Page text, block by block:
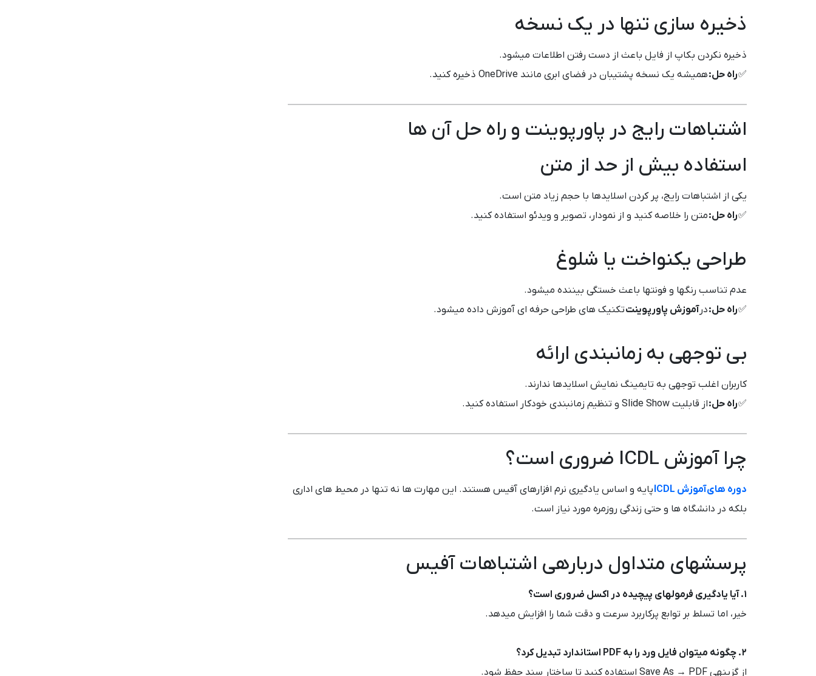
ذخیره سازی تنها در یک نسخه
ذخیره نکردن بکاپ از فایل باعث از دست رفتن اطلاعات میشود.
✅راه حل:همیشه یک نسخه پشتیبان در فضای ابری مانند OneDrive ذخیره کنید.
اشتباهات رایج در پاورپوینت و راه حل آن ها
استفاده بیش از حد از متن
یکی از اشتباهات رایج، پر کردن اسلایدها با حجم زیاد متن است.
✅راه حل:متن را خلاصه کنید و از نمودار، تصویر و ویدئو استفاده کنید.
طراحی یکنواخت یا شلوغ
عدم تناسب رنگها و فونتها باعث خستگی بیننده میشود.
✅راه حل:درآموزش پاورپوینتتکنیک های طراحی حرفه ای آموزش داده میشود.
بی توجهی به زمانبندی ارائه
کاربران اغلب توجهی به تایمینگ نمایش اسلایدها ندارند.
✅راه حل:از قابلیت Slide Show و تنظیم زمانبندی خودکار استفاده کنید.
چرا آموزش ICDL ضروری است؟
دوره های آموزش ICDL
پایه و اساس یادگیری نرم افزارهای آفیس هستند. این مهارت ها نه تنها در محیط های اداری
بلکه در دانشگاه ها و حتی زندگی روزمره مورد نیاز است.
پرسشهای متداول دربارهی اشتباهات آفیس
۱. آیا یادگیری فرمولهای پیچیده در اکسل ضروری است؟
خیر، اما تسلط بر توابع پرکاربرد سرعت و دقت شما را افزایش میدهد.
۲. چگونه میتوان فایل ورد را به PDF استاندارد تبدیل کرد؟
از گزینهی Save As → PDF استفاده کنید تا ساختار سند حفظ شود.